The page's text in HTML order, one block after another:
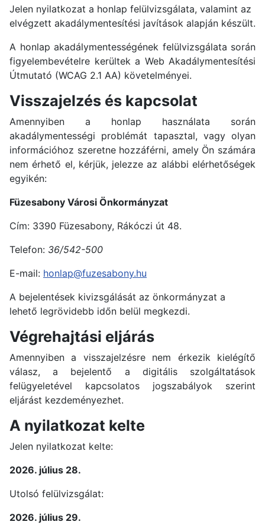
Jelen nyilatkozat a honlap felülvizsgálata, valamint az
elvégzett akadálymentesítési javítások alapján készült.
A honlap akadálymentességének felülvizsgálata során
figyelembevételre kerültek a Web Akadálymentesítési
Útmutató (WCAG 2.1 AA) követelményei.
Visszajelzés és kapcsolat
Amennyiben a honlap használata során
akadálymentességi problémát tapasztal, vagy olyan
információhoz szeretne hozzáférni, amely Ön számára
nem érhető el, kérjük, jelezze az alábbi elérhetőségek
egyikén:
Füzesabony Városi Önkormányzat
Cím: 3390 Füzesabony, Rákóczi út 48.
Telefon: 36/542-500
E-mail: honlap@fuzesabony.hu
A bejelentések kivizsgálását az önkormányzat a
lehető legrövidebb időn belül megkezdi.
Végrehajtási eljárás
Amennyiben a visszajelzésre nem érkezik kielégítő
válasz, a bejelentő a digitális szolgáltatások
felügyeletével kapcsolatos jogszabályok szerint
eljárást kezdeményezhet.
A nyilatkozat kelte
Jelen nyilatkozat kelte:
2026. július 28.
Utolsó felülvizsgálat:
2026. július 29.